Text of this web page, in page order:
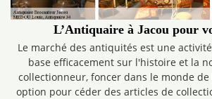
L’Antiquaire à Jacou pour
Le marché des antiquités est une
base efficacement sur l'histoire et la
collectionneur, foncer dans le monde de
option pour céder des articles de